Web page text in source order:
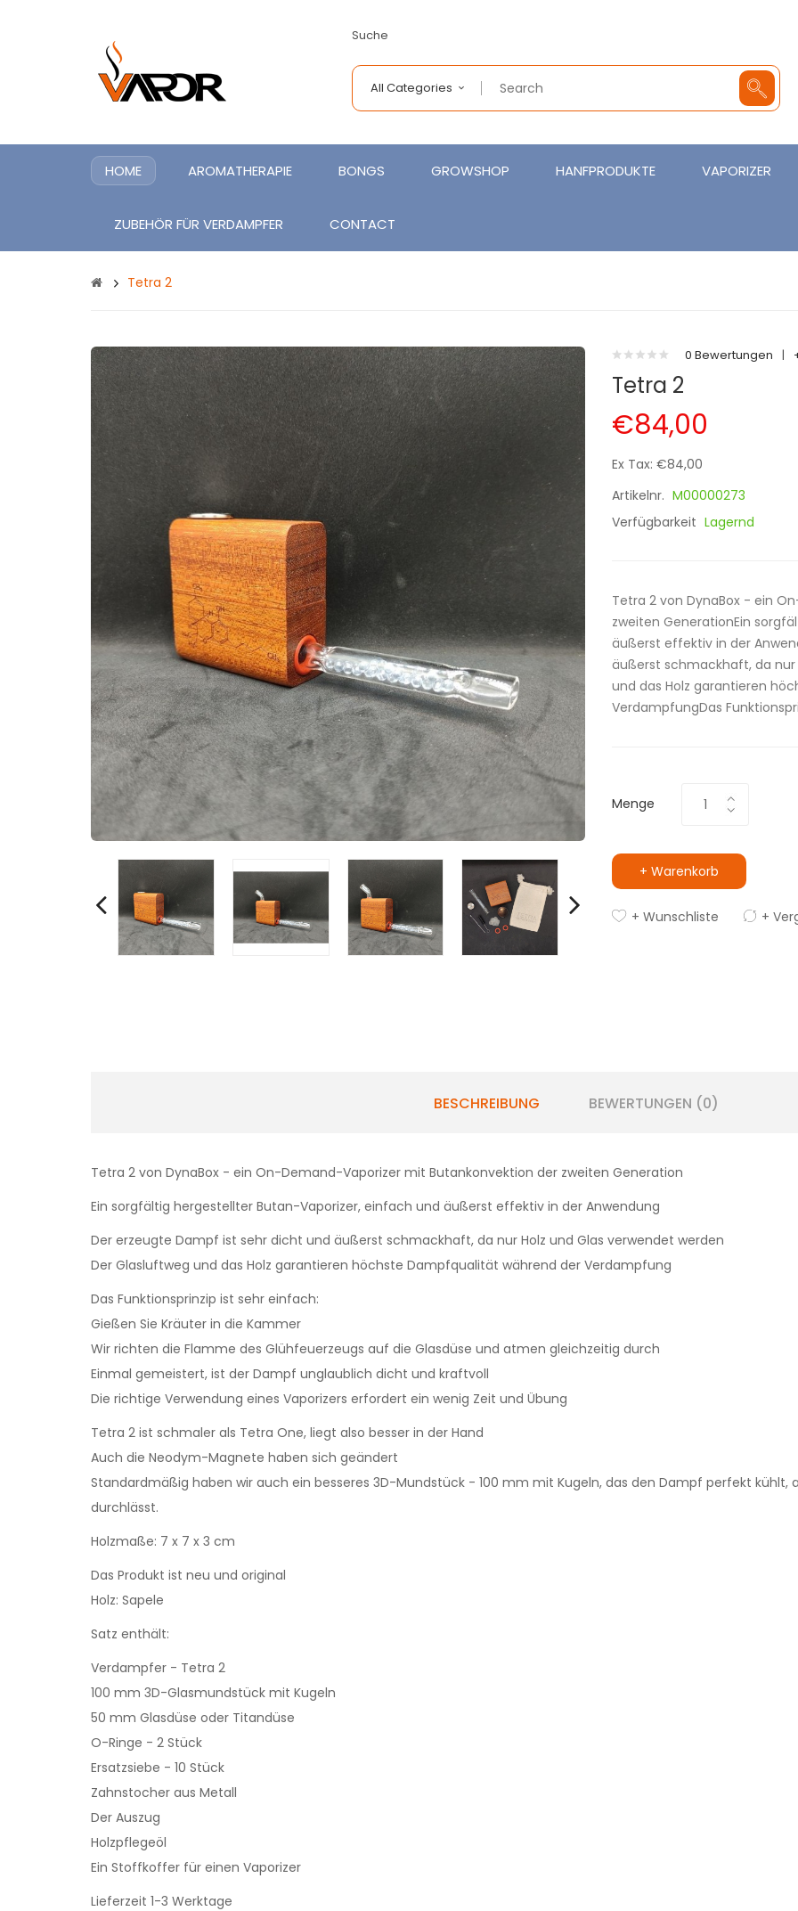
Suche
All Categories
HOME AROMATHERAPIE BONGS GROWSHOP HANFPRODUKTE VAPORIZER
ZUBEHÖR FÜR VERDAMPFER CONTACT
Tetra 2
0 Bewertungen |
Tetra 2
€84,00
Ex Tax: €84,00
Artikelnr. M00000273
Verfügbarkeit Lagernd
Tetra 2 von DynaBox - ein
zweiten GenerationEin
äußerst effektiv in der
äußerst schmackhaft, da nur
und das Holz garantieren
VerdampfungDas
Menge
+ Warenkorb
+ Wunschliste +
BESCHREIBUNG BEWERTUNGEN (0)
Tetra 2 von DynaBox - ein On-Demand-Vaporizer mit Butankonvektion der zweiten Generation
Ein sorgfältig hergestellter Butan-Vaporizer, einfach und äußerst effektiv in der Anwendung
Der erzeugte Dampf ist sehr dicht und äußerst schmackhaft, da nur Holz und Glas verwendet werden
Der Glasluftweg und das Holz garantieren höchste Dampfqualität während der Verdampfung
Das Funktionsprinzip ist sehr einfach:
Gießen Sie Kräuter in die Kammer
Wir richten die Flamme des Glühfeuerzeugs auf die Glasdüse und atmen gleichzeitig durch
Einmal gemeistert, ist der Dampf unglaublich dicht und kraftvoll
Die richtige Verwendung eines Vaporizers erfordert ein wenig Zeit und Übung
Tetra 2 ist schmaler als Tetra One, liegt also besser in der Hand
Auch die Neodym-Magnete haben sich geändert
Standardmäßig haben wir auch ein besseres 3D-Mundstück - 100 mm mit Kugeln, das den Dampf perfekt kühlt,
durchlässt.
Holzmaße: 7 x 7 x 3 cm
Das Produkt ist neu und original
Holz: Sapele
Satz enthält:
Verdampfer - Tetra 2
100 mm 3D-Glasmundstück mit Kugeln
50 mm Glasdüse oder Titandüse
O-Ringe - 2 Stück
Ersatzsiebe - 10 Stück
Zahnstocher aus Metall
Der Auszug
Holzpflegeöl
Ein Stoffkoffer für einen Vaporizer
Lieferzeit 1-3 Werktage